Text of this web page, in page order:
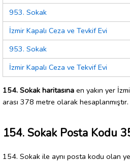
953. Sokak
İzmir Kapalı Ceza ve Tevkif Evi
953. Sokak
İzmir Kapalı Ceza ve Tekvif Evi
154. Sokak haritasına en yakın yer
arası 378 metre olarak hesaplanmıştır.
154. Sokak Posta Kodu
154. Sokak ile aynı posta kodu olan